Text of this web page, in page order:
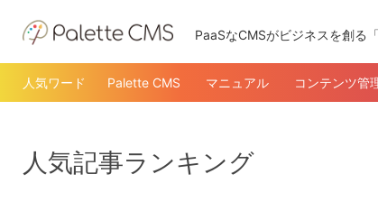
PaaSなCMSがビジネスを創る
人気ワード Palette CMS マニュアル コンテンツ管
人気記事ランキング